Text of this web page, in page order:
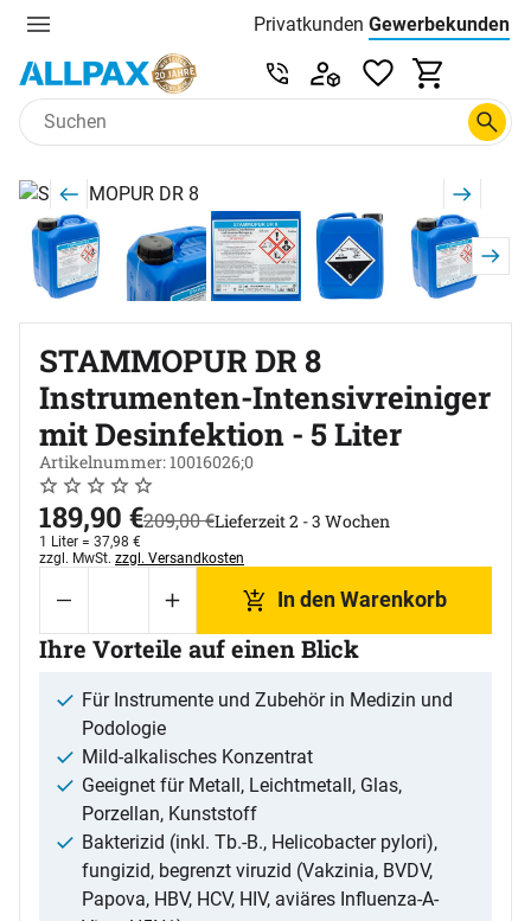
Menu Privatkunden Preisliste:
Gewerbekunden
Zum Hauptinhalt springen
Service & Beratung unter
Produktgalerie
Zur Kaufbox springen
STAMMOPUR DR 8
Instrumenten-Intensivreiniger
mit Desinfektion - 5 Liter
Artikelnummer: 10016026;0
Noch keine Bewertungen abgegeben
0 Bewertungen
jetzt:
189,90 €statt:
209,00€Lieferzeit 2 - 3 Wochen
1 Liter = 37,98 €
Steuerhinweis:
zzgl. MwSt. zzgl. Versandkosten
In den Warenkorb
Ihre Vorteile auf einen Blick
Für Instrumente und Zubehör in Medizin und
Podologie
Mild-alkalisches Konzentrat
Geeignet für Metall, Leichtmetall, Glas,
Porzellan, Kunststoff
Bakterizid (inkl. Tb.-B., Helicobacter pylori),
fungizid, begrenzt viruzid (Vakzinia, BVDV,
Papova, HBV, HCV, HIV, aviäres Influenza-A-